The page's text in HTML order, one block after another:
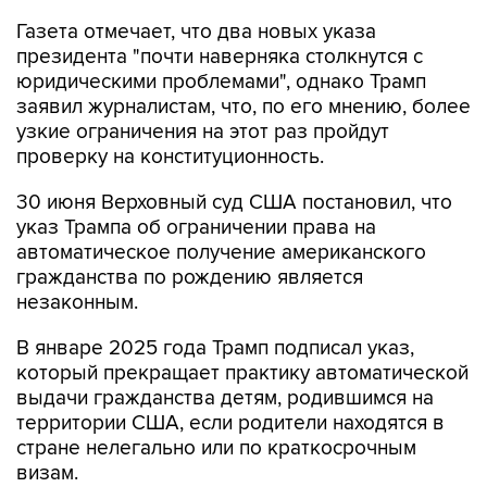
Газета отмечает, что два новых указа
президента "почти наверняка столкнутся с
юридическими проблемами", однако Трамп
заявил журналистам, что, по его мнению, более
узкие ограничения на этот раз пройдут
проверку на конституционность.
30 июня Верховный суд США постановил, что
указ Трампа об ограничении права на
автоматическое получение американского
гражданства по рождению является
незаконным.
В январе 2025 года Трамп подписал указ,
который прекращает практику автоматической
выдачи гражданства детям, родившимся на
территории США, если родители находятся в
стране нелегально или по краткосрочным
визам.